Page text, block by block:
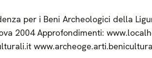
per i Beni Archeologici della
2004 Approfondimenti: